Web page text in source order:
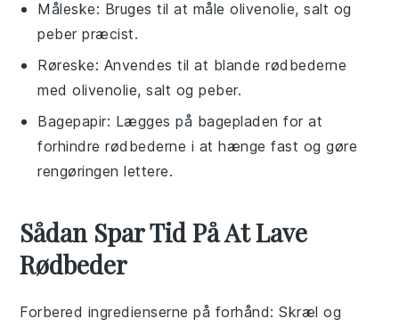
Måleske: Bruges til at måle olivenolie, salt og
peber præcist.
Røreske: Anvendes til at blande rødbederne
med olivenolie, salt og peber.
Bagepapir: Lægges på bagepladen for at
forhindre rødbederne i at hænge fast og gøre
rengøringen lettere.
Sådan Spar Tid På At Lave
Rødbeder
Forbered ingredienserne på forhånd: Skræl og